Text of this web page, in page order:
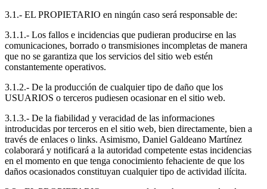
3.1.- EL PROPIETARIO en ningún caso será responsable de:
3.1.1.- Los fallos e incidencias que pudieran producirse en las
comunicaciones, borrado o transmisiones incompletas de manera
que no se garantiza que los servicios del sitio web estén
constantemente operativos.
3.1.2.- De la producción de cualquier tipo de daño que los
USUARIOS o terceros pudiesen ocasionar en el sitio web.
3.1.3.- De la fiabilidad y veracidad de las informaciones
introducidas por terceros en el sitio web, bien directamente, bien a
través de enlaces o links. Asimismo, Daniel Galdeano Martínez
colaborará y notificará a la autoridad competente estas incidencias
en el momento en que tenga conocimiento fehaciente de que los
daños ocasionados constituyan cualquier tipo de actividad ilícita.